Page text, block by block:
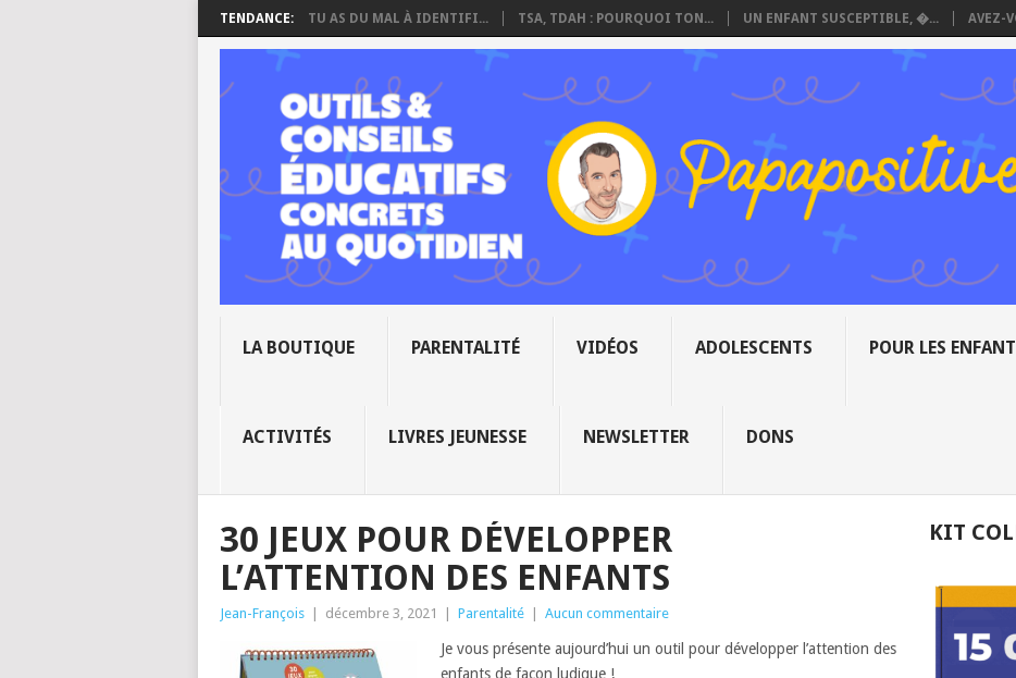
TENDANCE: TU AS DU MAL À IDENTIFI... TSA, TDAH : POURQUOI TON... UN ENFANT SUSCEPTIBLE, �... AVEZ-
LA BOUTIQUE PARENTALITÉ VIDÉOS ADOLESCENTS POUR LES
ACTIVITÉS LIVRES JEUNESSE NEWSLETTER DONS
30 JEUX POUR DÉVELOPPER
L’ATTENTION DES ENFANTS
Jean-François décembre 3, 2021 Parentalité Aucun commentaire
Je vous présente aujourd’hui un outil pour développer l’attention des
enfants de façon ludique !
KIT